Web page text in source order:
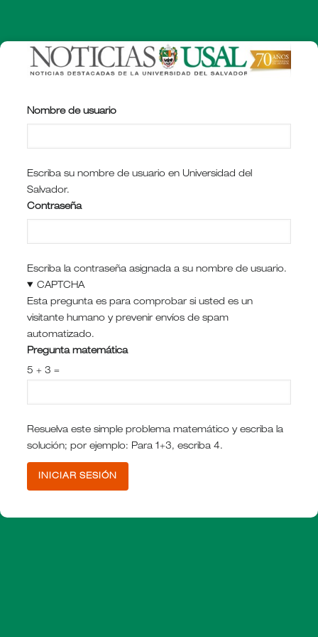
contenido
principal
Nombre de usuario
Escriba su nombre de usuario en Universidad del
Salvador.
Contraseña
Escriba la contraseña asignada a su nombre de usuario.
CAPTCHA
Esta pregunta es para comprobar si usted es un
visitante humano y prevenir envíos de spam
automatizado.
Pregunta matemática
5 + 3 =
Resuelva este simple problema matemático y escriba la
solución; por ejemplo: Para 1+3, escriba 4.